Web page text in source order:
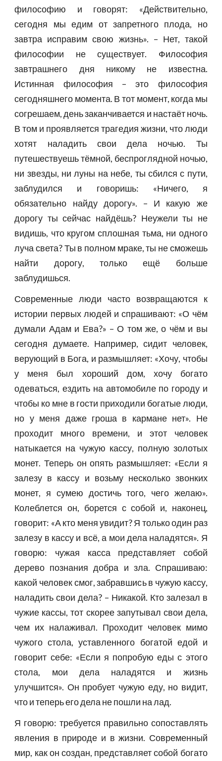
философию и говорят: «Действительно,
сегодня мы едим от запретного плода, но
завтра исправим свою жизнь». – Нет, такой
философии не существует. Философия
завтрашнего дня никому не известна.
Истинная философия – это философия
сегодняшнего момента. В тот момент, когда мы
согрешаем, день заканчивается и настаёт ночь.
В том и проявляется трагедия жизни, что люди
хотят наладить свои дела ночью. Ты
путешествуешь тёмной, беспроглядной ночью,
ни звезды, ни луны на небе, ты сбился с пути,
заблудился и говоришь: «Ничего, я
обязательно найду дорогу». – И какую же
дорогу ты сейчас найдёшь? Неужели ты не
видишь, что кругом сплошная тьма, ни одного
луча света? Ты в полном мраке, ты не сможешь
найти дорогу, только ещё больше
заблудишься.
Современные люди часто возвращаются к
истории первых людей и спрашивают: «О чём
думали Адам и Ева?» – О том же, о чём и вы
сегодня думаете. Например, сидит человек,
верующий в Бога, и размышляет: «Хочу, чтобы
у меня был хороший дом, хочу богато
одеваться, ездить на автомобиле по городу и
чтобы ко мне в гости приходили богатые люди,
но у меня даже гроша в кармане нет». Не
проходит много времени, и этот человек
натыкается на чужую кассу, полную золотых
монет. Теперь он опять размышляет: «Если я
залезу в кассу и возьму несколько звонких
монет, я сумею достичь того, чего желаю».
Колеблется он, борется с собой и, наконец,
говорит: «А кто меня увидит? Я только один раз
залезу в кассу и всё, а мои дела наладятся». Я
говорю: чужая касса представляет собой
дерево познания добра и зла. Спрашиваю:
какой человек смог, забравшись в чужую кассу,
наладить свои дела? – Никакой. Кто залезал в
чужие кассы, тот скорее запутывал свои дела,
чем их налаживал. Проходит человек мимо
чужого стола, уставленного богатой едой и
говорит себе: «Если я попробую еды с этого
стола, мои дела наладятся и жизнь
улучшится». Он пробует чужую еду, но видит,
что и теперь его дела не пошли на лад.
Я говорю: требуется правильно сопоставлять
явления в природе и в жизни. Современный
мир, как он создан, представляет собой богато